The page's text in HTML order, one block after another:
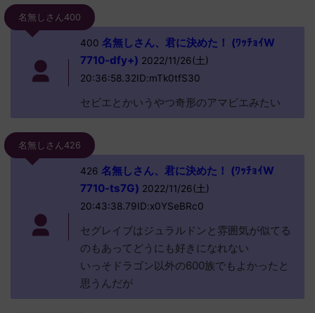
名無しさん400
400 名無しさん、君に決めた！ (ﾜｯﾁｮｲW
7710-dfy+) 2022/11/26(土)
20:36:58.32ID:mTk0tfS30
セビエとかいうやつ奇形のアマビエみたい
名無しさん426
426 名無しさん、君に決めた！ (ﾜｯﾁｮｲW
7710-ts7G) 2022/11/26(土)
20:43:38.79ID:x0YSeBRc0
セグレイブはジュラルドンと雰囲気が似てる
のもあってどうにも好きになれない
いっそドラゴン以外の600族でもよかったと
思うんだが